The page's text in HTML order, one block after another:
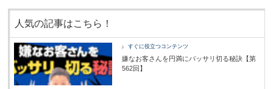
人気の記事はこちら！
すぐに役立つコンテンツ
嫌なお客さんを円満にバッサリ切る秘訣【第
562回】